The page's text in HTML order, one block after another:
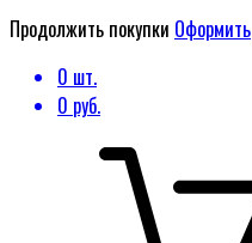
Продолжить покупки Оформить
0 шт.
0 руб.